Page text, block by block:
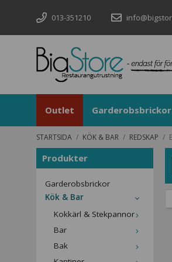
013-351210
Outlet Garderobsbrickor
STARTSIDA / KÖK & BAR / REDSKAP /
Produkter
Garderobsbrickor
Kök & Bar
Kokkärl & Stekpannor
Bar
Bak